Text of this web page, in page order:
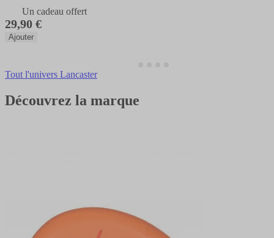
Un cadeau offert
29,90 €
Ajouter
Tout l'univers Lancaster
Découvrez la marque